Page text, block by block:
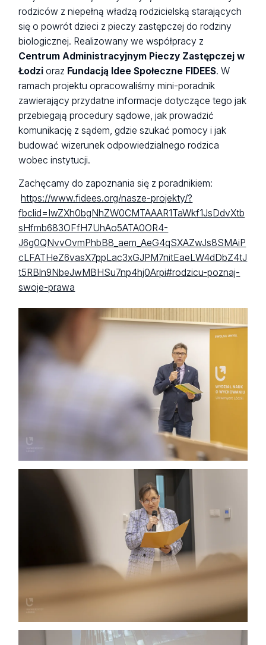
rodziców z niepełną władzą rodzicielską starających
się o powrót dzieci z pieczy zastępczej do rodziny
biologicznej. Realizowany we współpracy z
Centrum Administracyjnym Pieczy Zastępczej w
Łodzi oraz Fundacją Idee Społeczne FIDEES. W
ramach projektu opracowaliśmy mini-poradnik
zawierający przydatne informacje dotyczące tego jak
przebiegają procedury sądowe, jak prowadzić
komunikację z sądem, gdzie szukać pomocy i jak
budować wizerunek odpowiedzialnego rodzica
wobec instytucji.
Zachęcamy do zapoznania się z poradnikiem:
https://www.fidees.org/nasze-projekty/?
fbclid=IwZXh0bgNhZW0CMTAAAR1TaWkf1JsDdvXtb
sHfmb683OFfH7UhAo5ATA0OR4-
J6g0QNvvOvmPhbB8_aem_AeG4qSXAZwJs8SMAiP
cLFATHeZ6vasX7ppLac3xGJPM7nitEaeLW4dDbZ4tJ
t5RBln9NbeJwMBHSu7np4hj0Arpi#rodzicu-poznaj-
swoje-prawa